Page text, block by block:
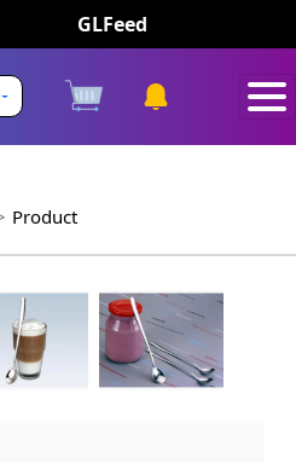
GLFeed
Product